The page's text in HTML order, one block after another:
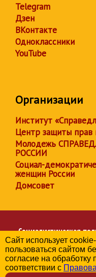
Telegram
Дзен
ВКонтакте
Одноклассники
YouTube
Организации
Институт
Центр защиты прав
Молодежь
РОССИИ
Социал-
женщин России
Домсовет
Социалистическая
Региональное
Сайт использует
пользоваться сайтом
согласие на
соответствии с